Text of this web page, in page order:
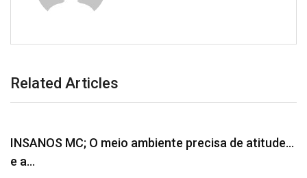
Related Articles
INSANOS MC; O meio ambiente precisa de atitude…
e a…